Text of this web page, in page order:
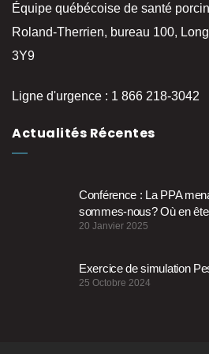
Équipe québécoise de santé
Roland-Therrien, bureau 100,
3Y9
Ligne d'urgence : 1 866 218-3042
Actualités Récentes
Conférence : La PPA
sommes-nous? Où en
20 Janvier 2025
Exercice de simulation
25 Octobre 2024